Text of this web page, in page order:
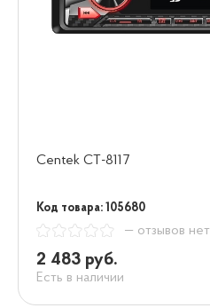
Centek СТ-8117
Код товара: 105680
— отзывов нет
2 483 руб.
Есть в наличии